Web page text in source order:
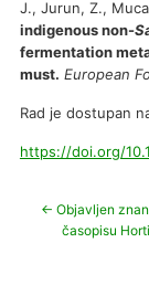
J., Jurun, Z.,
indigenous non-
fermentation
must. European
Rad je dostupan
https://doi.org/
← Objavljen
časopisu